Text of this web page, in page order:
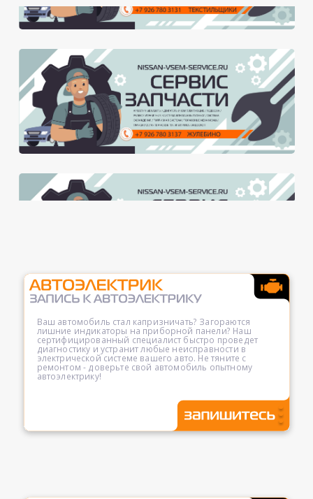
Ваш автомобиль стал капризничать? Загораются
лишние индикаторы на приборной панели? Наш
сертифицированный специалист быстро проведет
диагностику и устранит любые неисправности в
электрической системе вашего авто. Не тяните с
ремонтом - доверьте свой автомобиль опытному
автоэлектрику!